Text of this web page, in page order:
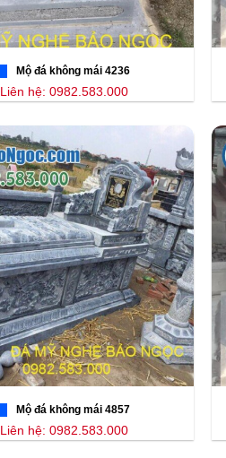
Mộ đá không mái 4236
Liên hệ: 0982.583.000
Mộ đá không mái 4857
Liên hệ: 0982.583.000